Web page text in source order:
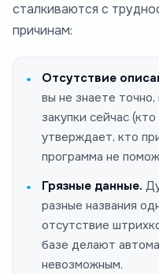
сталкиваются с
причинам:
Отсутствие
вы не знаете
закупки сейчас
утверждает, кто
программа не
Грязные данные.
разные названия
отсутствие
базе делают
невозможным.